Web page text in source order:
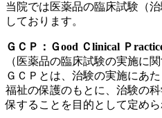
当院では医薬品の臨床試験（
しております。
ＧＣＰ：Ｇood Ｃlinical Ｐ
（医薬品の臨床試験の実施に関
ＧＣＰとは、治験の実施にあ
福祉の保護のもとに、治験の
保することを目的として定めら